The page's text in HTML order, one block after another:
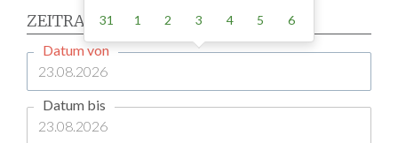
ZEITRAUM
Datum von
Datum bis
31
1 2 3 4 5 6